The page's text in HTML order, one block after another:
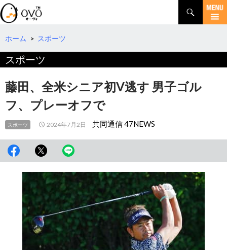
検
索
コ
テ
へ
移
動
ホーム > スポーツ
スポーツ
藤田、全米シニア初V逃す 男子ゴル
フ、プレーオフで
スポーツ 2024年7月2日 共同通信 47NEWS